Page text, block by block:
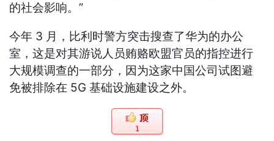
的社会影响。”
今年 3 月，比利时警方突击搜查了华为的办公
室，这是对其游说人员贿赂欧盟官员的指控进行
大规模调查的一部分，因为这家中国公司试图避
免被排除在 5G 基础设施建设之外。
1